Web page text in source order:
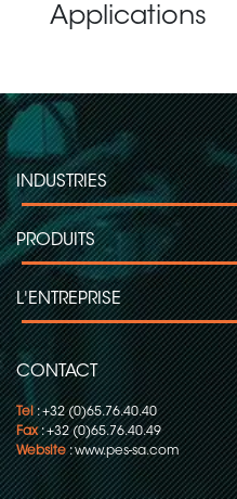
Applications
CONTACT
Tel: +32 (0)65.76.40.40
Fax: +32 (0)65.76.40.49
Website:www.pes-sa.com
INDUSTRIES
PRODUITS
L'ENTREPRISE